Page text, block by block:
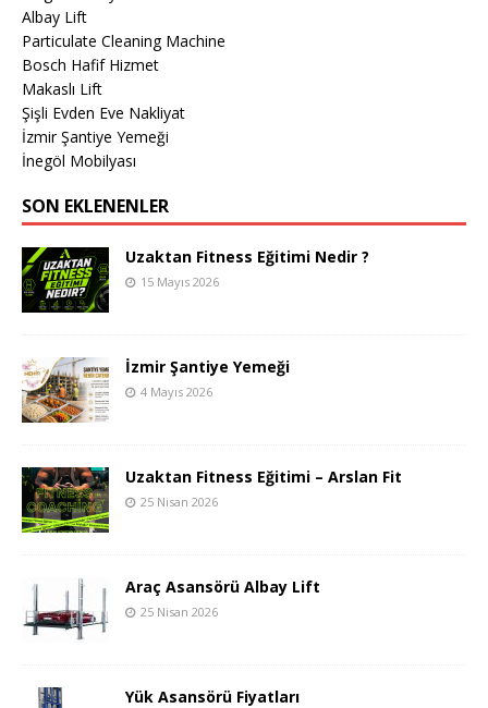
Albay Lift
Particulate Cleaning Machine
Bosch Hafif Hizmet
Makaslı Lift
Şişli Evden Eve Nakliyat
İzmir Şantiye Yemeği
İnegöl Mobilyası
SON EKLENENLER
Uzaktan Fitness Eğitimi Nedir ?
15 Mayıs 2026
İzmir Şantiye Yemeği
4 Mayıs 2026
Uzaktan Fitness Eğitimi – Arslan Fit
25 Nisan 2026
Araç Asansörü Albay Lift
25 Nisan 2026
Yük Asansörü Fiyatları